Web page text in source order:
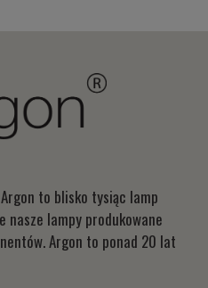
to blisko tysiąc lamp
nasze lampy produkowane
Argon to ponad 20 lat